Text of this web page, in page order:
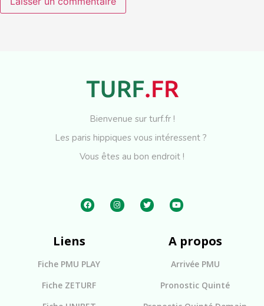
Bienvenue sur turf.fr !
Les paris hippiques vous intéressent ?
Vous êtes au bon endroit !
Liens
Fiche PMU PLAY
Fiche ZETURF
A propos
Arrivée PMU
Pronostic Quinté